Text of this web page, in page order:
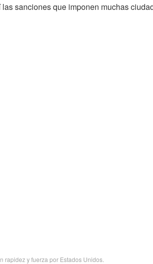
sanciones que imponen muchas
rapidez y fuerza por Estados Unidos.